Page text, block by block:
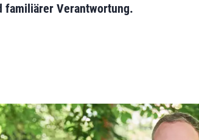
familiärer Verantwortung.